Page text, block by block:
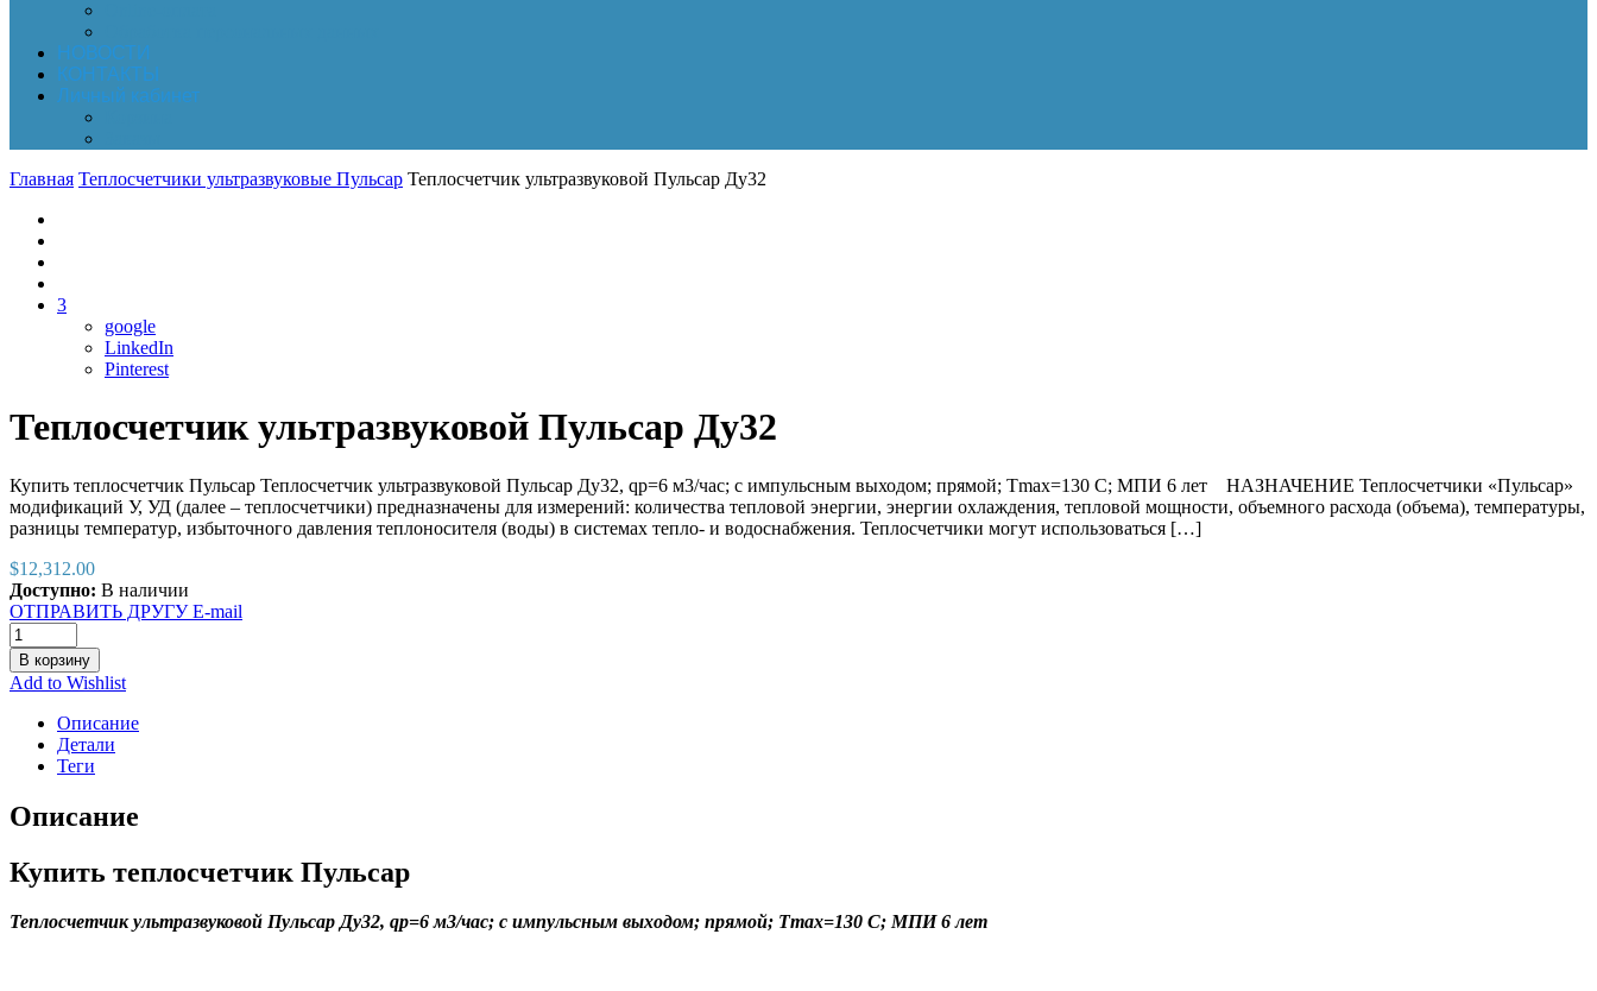
НОВОСТИ
КОНТАКТЫ
Личный кабинет
Главная Теплосчетчики ультразвуковые Пульсар Теплосчетчик ультразвуковой Пульсар Ду32
3
google
LinkedIn
Pinterest
Теплосчетчик ультразвуковой Пульсар Ду32
Купить теплосчетчик Пульсар Теплосчетчик ультразвуковой Пульсар Ду32, qp=6 м3/час; с импульсным выходом; прямой; Tmax=130 C; МПИ 6 лет НАЗНАЧЕНИЕ Теплосчетчики «Пульсар»
модификаций У, УД (далее – теплосчетчики) предназначены для измерений: количества тепловой энергии, энергии охлаждения, тепловой мощности, объемного расхода (объема), температуры,
разницы температур, избыточного давления теплоносителя (воды) в системах тепло- и водоснабжения. Теплосчетчики могут использоваться […]
$12,312.00
Доступно: В наличии
ОТПРАВИТЬ ДРУГУ E-mail
В корзину
Add to Wishlist
Описание
Детали
Теги
Описание
Купить теплосчетчик Пульсар
Теплосчетчик ультразвуковой Пульсар Ду32, qp=6 м3/час; с импульсным выходом; прямой; Tmax=130 C; МПИ 6 лет